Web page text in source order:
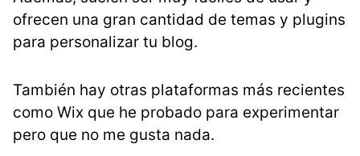
ofrecen una gran cantidad de temas y plugins
para personalizar tu blog.
También hay otras plataformas más recientes
como Wix que he probado para experimentar
pero que no me gusta nada.